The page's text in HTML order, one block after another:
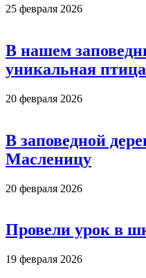
25 февраля 2026
В нашем
уникальная птица
20 февраля 2026
В заповедной
Масленицу
20 февраля 2026
Провели урок в
19 февраля 2026